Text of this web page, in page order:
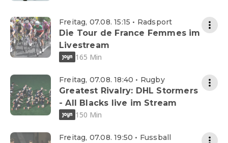
Freitag, 07.08. 15:15 • Radsport
Die Tour de France Femmes im
Livestream
165 Min
Freitag, 07.08. 18:40 • Rugby
Greatest Rivalry: DHL Stormers
- All Blacks live im Stream
150 Min
Freitag, 07.08. 19:50 • Fussball